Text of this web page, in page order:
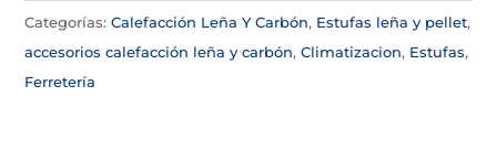
Categorías:Calefacción Leña Y Carbón, Estufas leña y pellet,
accesorios calefacción leña y carbón,Climatizacion, Estufas,
Ferretería